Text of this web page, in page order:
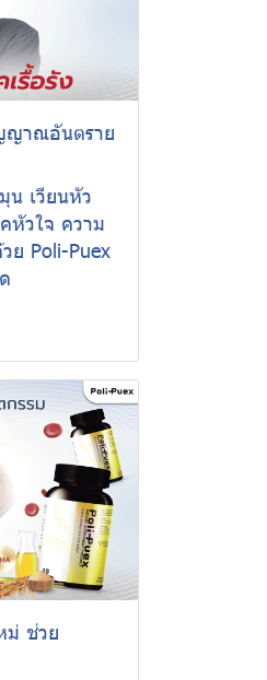
ญาณอันตราย
น เวียนหัว
หัวใจ ความ
ย Poli-Puex
ม่ ช่วย